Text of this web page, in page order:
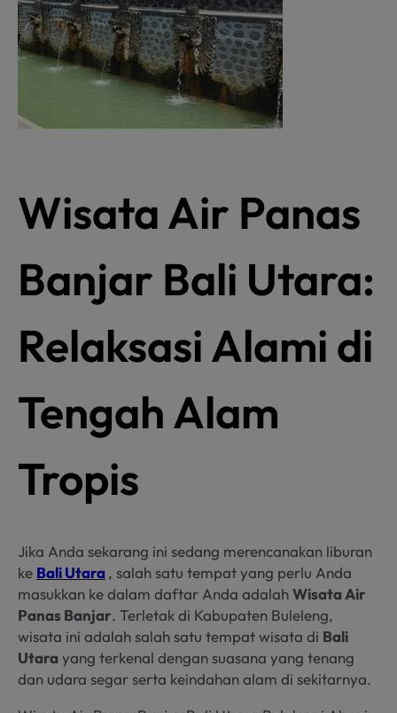
Wisata Air Panas
Banjar Bali Utara:
Relaksasi Alami di
Tengah Alam
Tropis
Jika Anda sekarang ini sedang merencanakan liburan
ke Bali Utara, salah satu tempat yang perlu Anda
masukkan ke dalam daftar Anda adalahWisata Air
Panas Banjar. Terletak di Kabupaten Buleleng,
wisata ini adalah salah satu tempat wisata di Bali
Utara yang terkenal dengan suasana yang tenang
dan udara segar serta keindahan alam di sekitarnya.